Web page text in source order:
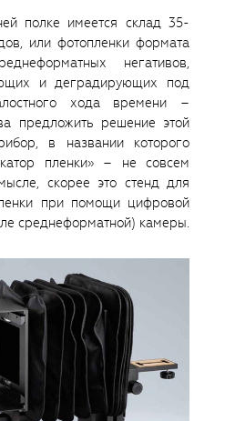
полке имеется склад 35-
или фотопленки формата
негативов,
и деградирующих под
хода времени –
предложить решение этой
в названии которого
пленки» – не совсем
скорее это стенд для
при помощи цифровой
среднеформатной) камеры.